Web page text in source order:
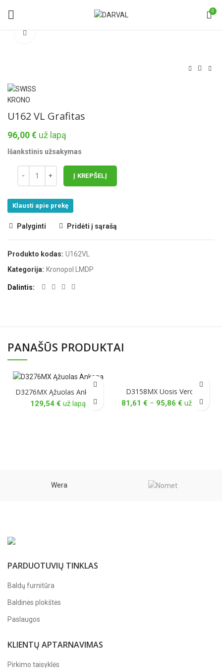
0
U162 VL Grafitas
96,00€ už lapą
Išankstinis užsakymas
Į KREPŠELĮ
Klausti apie prekę
Palyginti Pridėti į sąrašą
Produkto kodas: U162VL
Kategorija: Kronopol LMDP
Dalintis
PANAŠŪS PRODUKTAI
D3276MX Ąžuolas Ankona
129,54 € už lapą
D3158MX Uosis Verona
81,61 € – 95,86 €Price
už lapą
Wera
PARDUOTUVIŲ TINKLAS
Baldų furnitūra
Baldinės plokštės
Paslaugos
KLIENTŲ APTARNAVIMAS
Pirkimo taisyklės